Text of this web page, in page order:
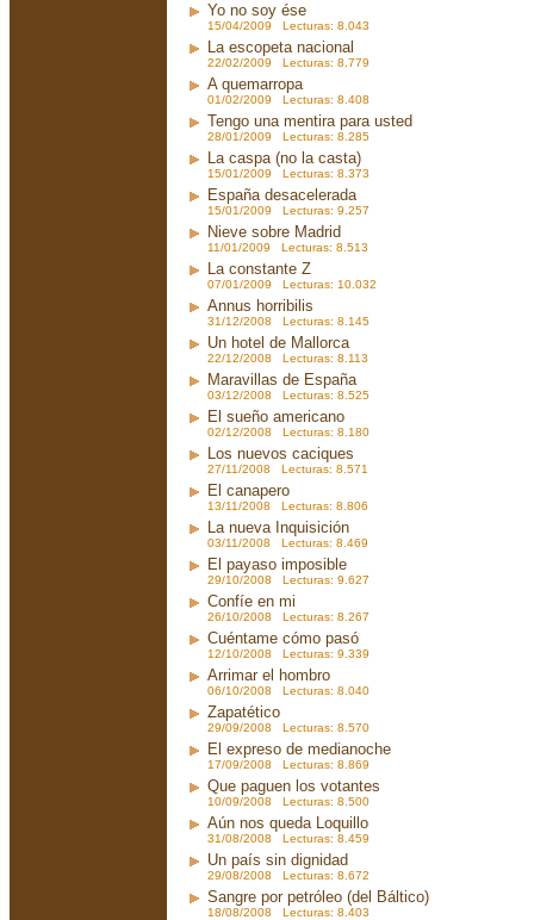
Yo no soy ése
15/04/2009 Lecturas: 8.043
La escopeta nacional
22/02/2009 Lecturas: 8.779
A quemarropa
01/02/2009 Lecturas: 8.408
Tengo una mentira para usted
28/01/2009 Lecturas: 8.285
La caspa (no la casta)
15/01/2009 Lecturas: 8.373
España desacelerada
15/01/2009 Lecturas: 9.257
Nieve sobre Madrid
11/01/2009 Lecturas: 8.513
La constante Z
07/01/2009 Lecturas: 10.032
Annus horribilis
31/12/2008 Lecturas: 8.145
Un hotel de Mallorca
22/12/2008 Lecturas: 8.113
Maravillas de España
03/12/2008 Lecturas: 8.525
El sueño americano
02/12/2008 Lecturas: 8.180
Los nuevos caciques
27/11/2008 Lecturas: 8.571
El canapero
13/11/2008 Lecturas: 8.806
La nueva Inquisición
03/11/2008 Lecturas: 8.469
El payaso imposible
29/10/2008 Lecturas: 9.627
Confíe en mi
26/10/2008 Lecturas: 8.267
Cuéntame cómo pasó
12/10/2008 Lecturas: 9.339
Arrimar el hombro
06/10/2008 Lecturas: 8.040
Zapatético
29/09/2008 Lecturas: 8.570
El expreso de medianoche
17/09/2008 Lecturas: 8.869
Que paguen los votantes
10/09/2008 Lecturas: 8.500
Aún nos queda Loquillo
31/08/2008 Lecturas: 8.459
Un país sin dignidad
29/08/2008 Lecturas: 8.672
Sangre por petróleo (del Báltico)
18/08/2008 Lecturas: 8.403